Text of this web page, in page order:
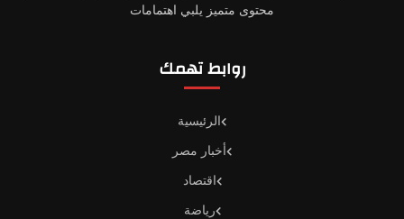
محتوى متميز يلبي اهتمامات
روابط تهمك
الرئيسية
أخبار مصر
اقتصاد
رياضة